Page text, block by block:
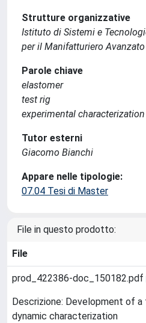
Strutture organizzative
Istituto di Sistemi e
per il Manifatturiero Avanzato
Parole chiave
elastomer
test rig
experimental characterization
Tutor esterni
Giacomo Bianchi
Appare nelle tipologie:
07.04 Tesi di Master
File in questo prodotto:
File
prod_422386-doc_150182.pdf
Descrizione: Development of
dynamic characterization